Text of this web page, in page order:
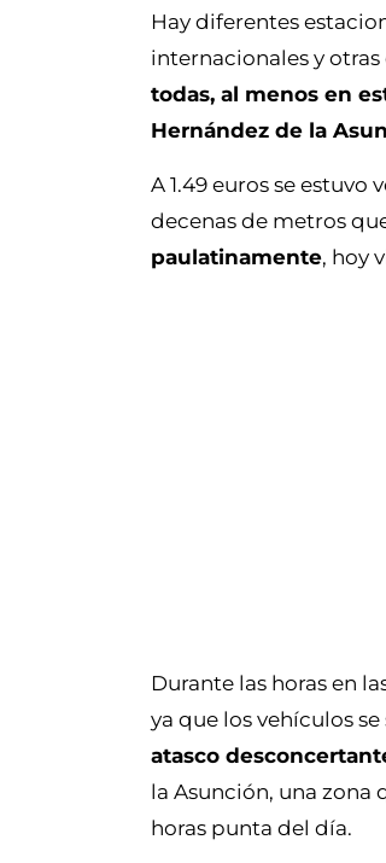
Hay diferentes
internacionales y
todas, al menos en
Hernández de la
A 1.49 euros se
decenas de metros
paulatinamente, hoy
Durante las horas en
ya que los vehículos
atasco
la Asunción, una zona
horas punta del día.